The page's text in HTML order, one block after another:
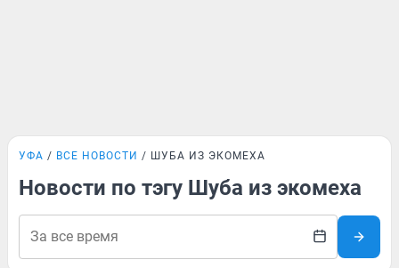
УФА ВСЕ НОВОСТИ ШУБА ИЗ ЭКОМЕХА
Новости по тэгу Шуба из экомеха